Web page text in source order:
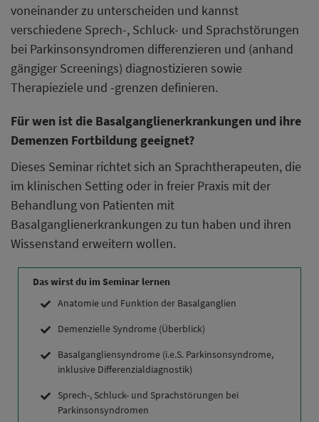
voneinander zu unterscheiden und kannst
verschiedene Sprech-, Schluck- und Sprachstörungen
bei Parkinsonsyndromen differenzieren und (anhand
gängiger Screenings) diagnostizieren sowie
Therapieziele und -grenzen definieren.
Für wen ist die Basalganglienerkrankungen und ihre
Demenzen Fortbildung geeignet?
Dieses Seminar richtet sich an Sprachtherapeuten, die
im klinischen Setting oder in freier Praxis mit der
Behandlung von Patienten mit
Basalganglienerkrankungen zu tun haben und ihren
Wissenstand erweitern wollen.
Das wirst du im Seminar lernen
Anatomie und Funktion der Basalganglien
Demenzielle Syndrome (Überblick)
Basalgangliensyndrome (i.e.S. Parkinsonsyndrome,
inklusive Differenzialdiagnostik)
Sprech-, Schluck- und Sprachstörungen bei
Parkinsonsyndromen